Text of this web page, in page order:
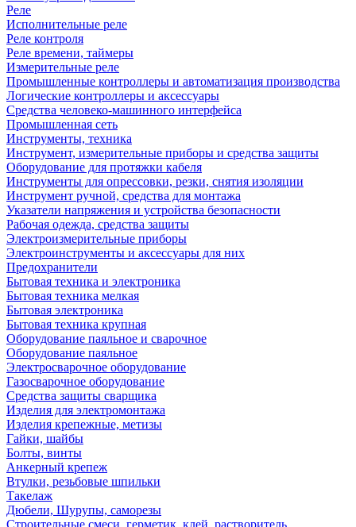
Реле
Исполнительные реле
Реле контроля
Реле времени, таймеры
Измерительные реле
Промышленные контроллеры и автоматизация производства
Логические контроллеры и аксессуары
Средства человеко-машинного интерфейса
Промышленная сеть
Инструменты, техника
Инструмент, измерительные приборы и средства защиты
Оборудование для протяжки кабеля
Инструменты для опрессовки, резки, снятия изоляции
Инструмент ручной, средства для монтажа
Указатели напряжения и устройства безопасности
Рабочая одежда, средства защиты
Электроизмерительные приборы
Электроинструменты и аксессуары для них
Предохранители
Бытовая техника и электроника
Бытовая техника мелкая
Бытовая электроника
Бытовая техника крупная
Оборудование паяльное и сварочное
Оборудование паяльное
Электросварочное оборудование
Газосварочное оборудование
Средства защиты сварщика
Изделия для электромонтажа
Изделия крепежные, метизы
Гайки, шайбы
Болты, винты
Анкерный крепеж
Втулки, резьбовые шпильки
Такелаж
Дюбели, Шурупы, саморезы
Строительные смеси, герметик, клей, растворитель